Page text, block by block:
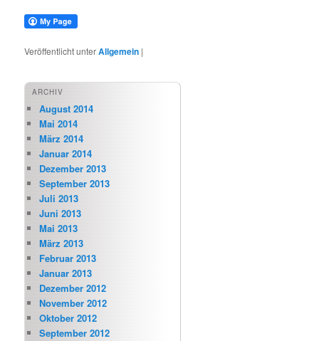
Veröffentlicht unterAllgemein |
ARCHIV
August 2014
Mai 2014
März 2014
Januar 2014
Dezember 2013
September 2013
Juli 2013
Juni 2013
Mai 2013
März 2013
Februar 2013
Januar 2013
Dezember 2012
November 2012
Oktober 2012
September 2012